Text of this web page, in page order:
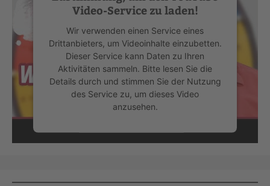
Video-Service zu laden!
Wir verwenden einen Service eines
Drittanbieters, um Videoinhalte einzubetten.
Dieser Service kann Daten zu Ihren
Aktivitäten sammeln. Bitte lesen Sie die
Details durch und stimmen Sie der Nutzung
des Service zu, um dieses Video
anzusehen.
Mehr Informationen